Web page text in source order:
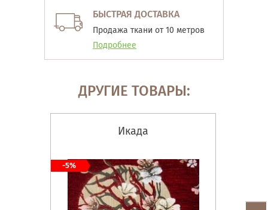
БЫСТРАЯ ДОСТАВКА
Продажа ткани от 10 метров
Подробнее
ДРУГИЕ ТОВАРЫ:
Икада
-5%